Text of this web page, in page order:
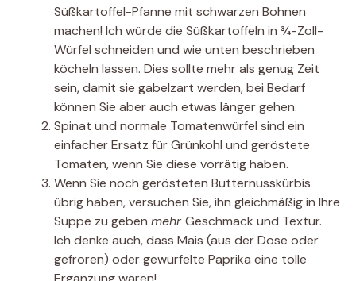
Süßkartoffel-Pfanne mit schwarzen Bohnen
machen! Ich würde die Süßkartoffeln in ¾-Zoll-
Würfel schneiden und wie unten beschrieben
köcheln lassen. Dies sollte mehr als genug Zeit
sein, damit sie gabelzart werden, bei Bedarf
können Sie aber auch etwas länger gehen.
Spinat und normale Tomatenwürfel sind ein
einfacher Ersatz für Grünkohl und geröstete
Tomaten, wenn Sie diese vorrätig haben.
Wenn Sie noch gerösteten Butternusskürbis
übrig haben, versuchen Sie, ihn gleichmäßig in Ihre
Suppe zu geben mehrGeschmack und Textur.
Ich denke auch, dass Mais (aus der Dose oder
gefroren) oder gewürfelte Paprika eine tolle